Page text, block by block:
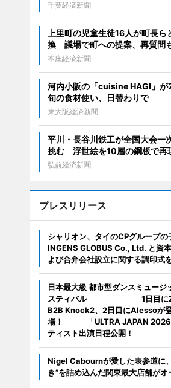
千葉経済新聞
上里町の児童生徒16人が町長ら
換 議場で町への提案、再質問
本庄経済新聞
河内小阪の「cuisine HAGI」
旬の食材使い、日替わりで
東大阪経済新聞
平川・長谷川鉄工が全国大会一
挑む 浮世絵を10層の鋼板で再
弘前経済新聞
プレスリリース
シャリオン、タイのCPグループの
INGENS GLOBUS Co., Ltd. と資
よび合弁会社設立に関する調印式
日本最大級 都市型ダンスミュージ
スティバル 1日目に
B2B Knock2、2日目にAlessoが
場！ 「ULTRA JAPAN 2026
ティスト出演日程公開！
Nigel Cabournが愛した表参道に
き”を詰め込んだ関東最大店舗がオ